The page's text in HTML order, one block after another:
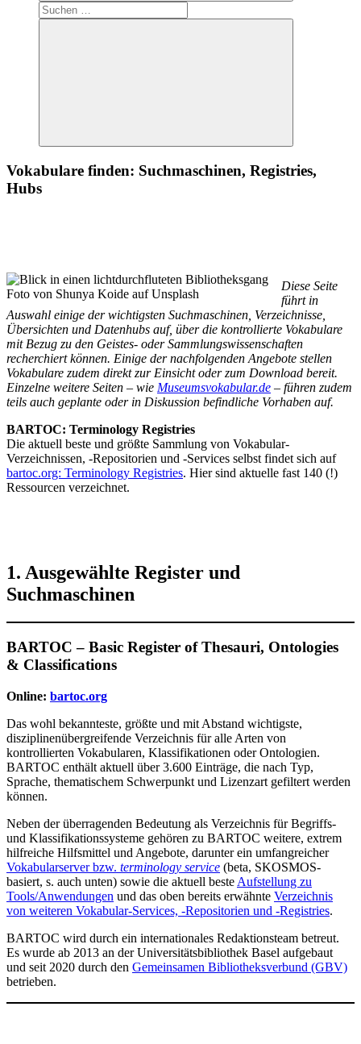
Suchen
nach:
Suchen
Vokabulare finden: Suchmaschinen, Registries,
Hubs
Foto von Shunya Koide auf Unsplash
Diese Seite
führt in
Auswahl einige der wichtigsten Suchmaschinen, Verzeichnisse,
Übersichten und Datenhubs auf, über die kontrollierte Vokabulare
mit Bezug zu den Geistes- oder Sammlungswissenschaften
recherchiert können. Einige der nachfolgenden Angebote stellen
Vokabulare zudem direkt zur Einsicht oder zum Download bereit.
Einzelne weitere Seiten – wie Museumsvokabular.de – führen zudem
teils auch geplante oder in Diskussion befindliche Vorhaben auf.
BARTOC: Terminology Registries
Die aktuell beste und größte Sammlung von Vokabular-
Verzeichnissen, -Repositorien und -Services selbst findet sich auf
bartoc.org: Terminology Registries. Hier sind aktuelle fast 140 (!)
Ressourcen verzeichnet.
1. Ausgewählte Register und
Suchmaschinen
BARTOC – Basic Register of Thesauri, Ontologies
& Classifications
Online: bartoc.org
Das wohl bekannteste, größte und mit Abstand wichtigste,
disziplinenübergreifende Verzeichnis für alle Arten von
kontrollierten Vokabularen, Klassifikationen oder Ontologien.
BARTOC enthält aktuell über 3.600 Einträge, die nach Typ,
Sprache, thematischem Schwerpunkt und Lizenzart gefiltert werden
können.
Neben der überragenden Bedeutung als Verzeichnis für Begriffs-
und Klassifikationssysteme gehören zu BARTOC weitere, extrem
hilfreiche Hilfsmittel und Angebote, darunter ein umfangreicher
Vokabularserver bzw. terminology service (beta, SKOSMOS-
basiert, s. auch unten) sowie die aktuell beste Aufstellung zu
Tools/Anwendungen und das oben bereits erwähnte Verzeichnis
von weiteren Vokabular-Services, -Repositorien und -Registries.
BARTOC wird durch ein internationales Redaktionsteam betreut.
Es wurde ab 2013 an der Universitätsbibliothek Basel aufgebaut
und seit 2020 durch den Gemeinsamen Bibliotheksverbund (GBV)
betrieben.